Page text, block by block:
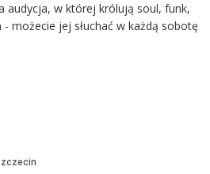
audycja, w której królują soul, funk,
możecie jej słuchać w każdą sobotę